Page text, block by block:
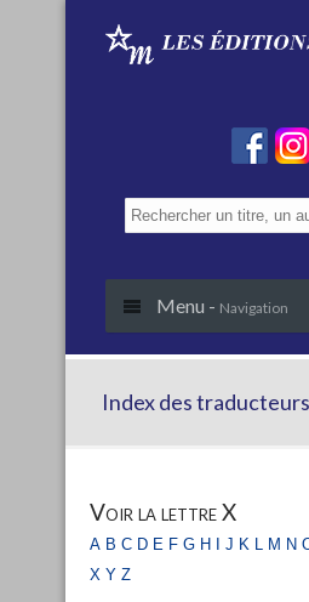
Menu - Navigation
Index des traducteurs
Voir la lettre X
a b c d e fg h i j k l m n
x yz